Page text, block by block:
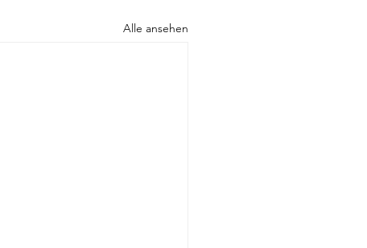
Alle ansehen